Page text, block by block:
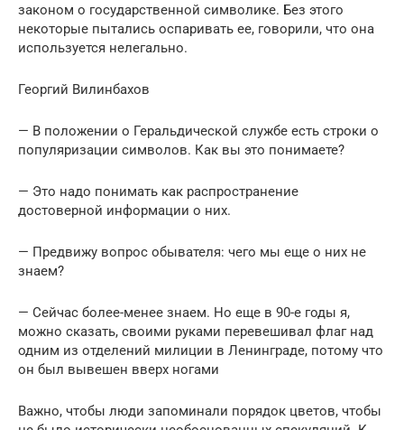
законом о государственной символике. Без этого
некоторые пытались оспаривать ее, говорили, что она
используется нелегально.
Георгий Вилинбахов
— В положении о Геральдической службе есть строки о
популяризации символов. Как вы это понимаете?
— Это надо понимать как распространение
достоверной информации о них.
— Предвижу вопрос обывателя: чего мы еще о них не
знаем?
— Сейчас более-менее знаем. Но еще в 90-е годы я,
можно сказать, своими руками перевешивал флаг над
одним из отделений милиции в Ленинграде, потому что
он был вывешен вверх ногами
Важно, чтобы люди запоминали порядок цветов, чтобы